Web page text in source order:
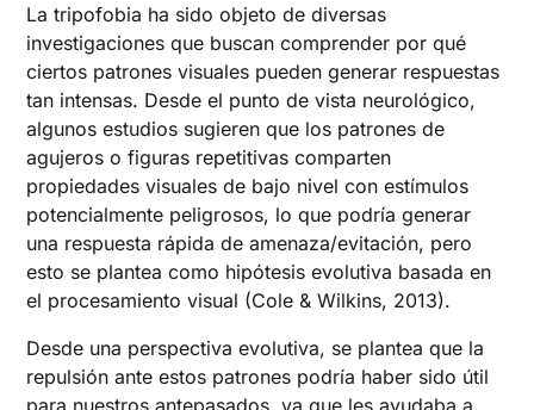
La tripofobia ha sido objeto de diversas
investigaciones que buscan comprender por qué
ciertos patrones visuales pueden generar respuestas
tan intensas. Desde el punto de vista neurológico,
algunos estudios sugieren que los patrones de
agujeros o figuras repetitivas comparten
propiedades visuales de bajo nivel con estímulos
potencialmente peligrosos, lo que podría generar
una respuesta rápida de amenaza/evitación, pero
esto se plantea como hipótesis evolutiva basada en
el procesamiento visual (Cole & Wilkins, 2013).
Desde una perspectiva evolutiva, se plantea que la
repulsión ante estos patrones podría haber sido útil
para nuestros antepasados, ya que les ayudaba a